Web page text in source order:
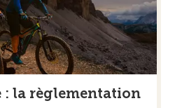
: la règlementation